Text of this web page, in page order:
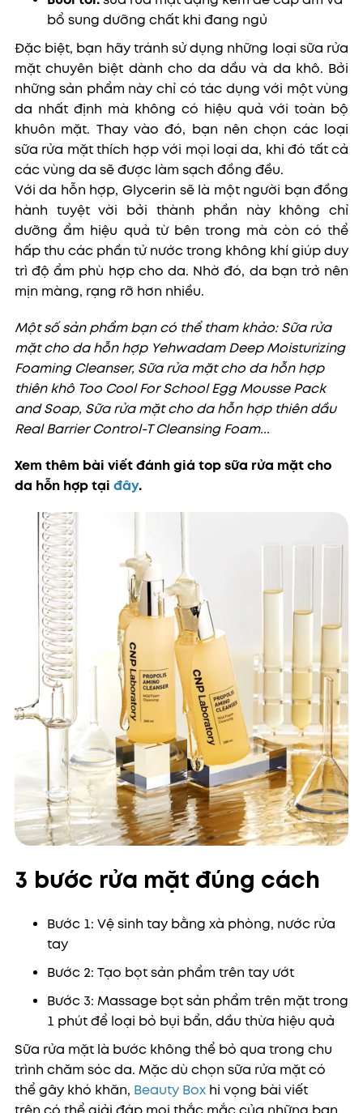
bổ sung dưỡng chất khi đang ngủ
Đặc biệt, bạn hãy tránh sử dụng những loại sữa rửa
mặt chuyên biệt dành cho da dầu và da khô. Bởi
những sản phẩm này chỉ có tác dụng với một vùng
da nhất định mà không có hiệu quả với toàn bộ
khuôn mặt. Thay vào đó, bạn nên chọn các loại
sữa rửa mặt thích hợp với mọi loại da, khi đó tất cả
các vùng da sẽ được làm sạch đồng đều.
Với da hỗn hợp, Glycerin sẽ là một người bạn đồng
hành tuyệt vời bởi thành phần này không chỉ
dưỡng ẩm hiệu quả từ bên trong mà còn có thể
hấp thu các phần tử nước trong không khí giúp duy
trì độ ẩm phù hợp cho da. Nhờ đó, da bạn trở nên
mịn màng, rạng rỡ hơn nhiều.
Một số sản phẩm bạn có thể tham khảo: Sữa rửa
mặt cho da hỗn hợp Yehwadam Deep Moisturizing
Foaming Cleanser, Sữa rửa mặt cho da hỗn hợp
thiên khô Too Cool For School Egg Mousse Pack
and Soap, Sữa rửa mặt cho da hỗn hợp thiên dầu
Real Barrier Control-T Cleansing Foam...
Xem thêm bài viết đánh giá top sữa rửa mặt cho
da hỗn hợp tại đây.
3 bước rửa mặt đúng cách
Bước 1: Vệ sinh tay bằng xà phòng, nước rửa
tay
Bước 2: Tạo bọt sản phẩm trên tay ướt
Bước 3: Massage bọt sản phẩm trên mặt trong
1 phút để loại bỏ bụi bẩn, dầu thừa hiệu quả
Sữa rửa mặt là bước không thể bỏ qua trong chu
trình chăm sóc da. Mặc dù chọn sữa rửa mặt có
thể gây khó khăn, Beauty Boxhi vọng bài viết